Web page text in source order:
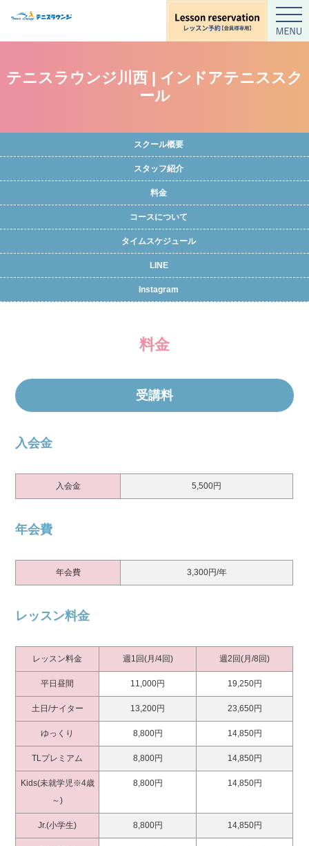
テニスラウンジ川西 | インドアテニススク
ール
スクール概要
スタッフ紹介
料金
コースについて
タイムスケジュール
LINE
Instagram
料金
受講料
入会金
入会金 5,500円
年会費
年会費 3,300円/年
レッスン料金
レッスン料金 週1回(月/4回) 週2回(月/8回)
平日昼間 11,000円 19,250円
土日/ナイター 13,200円 23,650円
ゆっくり 8,800円 14,850円
TLプレミアム 8,800円 14,850円
Kids(未就学児※4歳
～)
8,800円 14,850円
Jr.(小学生) 8,800円 14,850円